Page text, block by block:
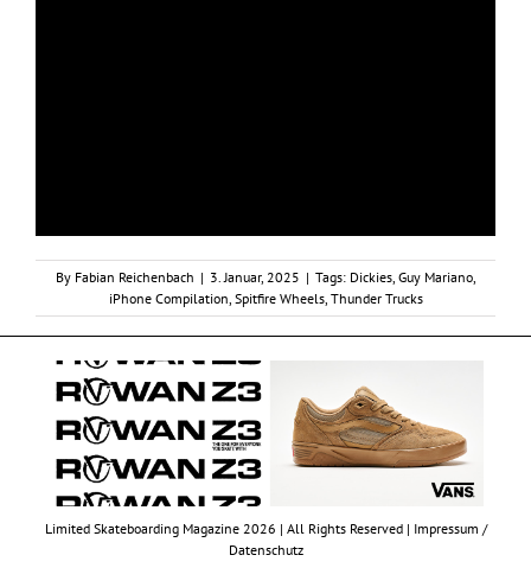
By Fabian Reichenbach | 3. Januar, 2025 | Tags: Dickies, Guy Mariano,
iPhone Compilation, Spitfire Wheels, Thunder Trucks
Limited Skateboarding Magazine 2026 | All Rights Reserved | Impressum /
Datenschutz